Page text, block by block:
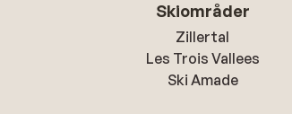
Skiområder
Zillertal
Les Trois Vallees
Ski Amade